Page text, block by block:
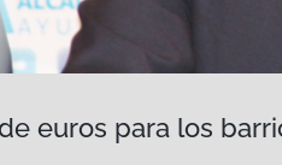
euros para los